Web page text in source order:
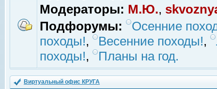
Модераторы: М.Ю.,
Подфорумы:
Осенние
походы!, Весенние походы!,
походы!, Планы на год.
Виртуальный офис КРУГА